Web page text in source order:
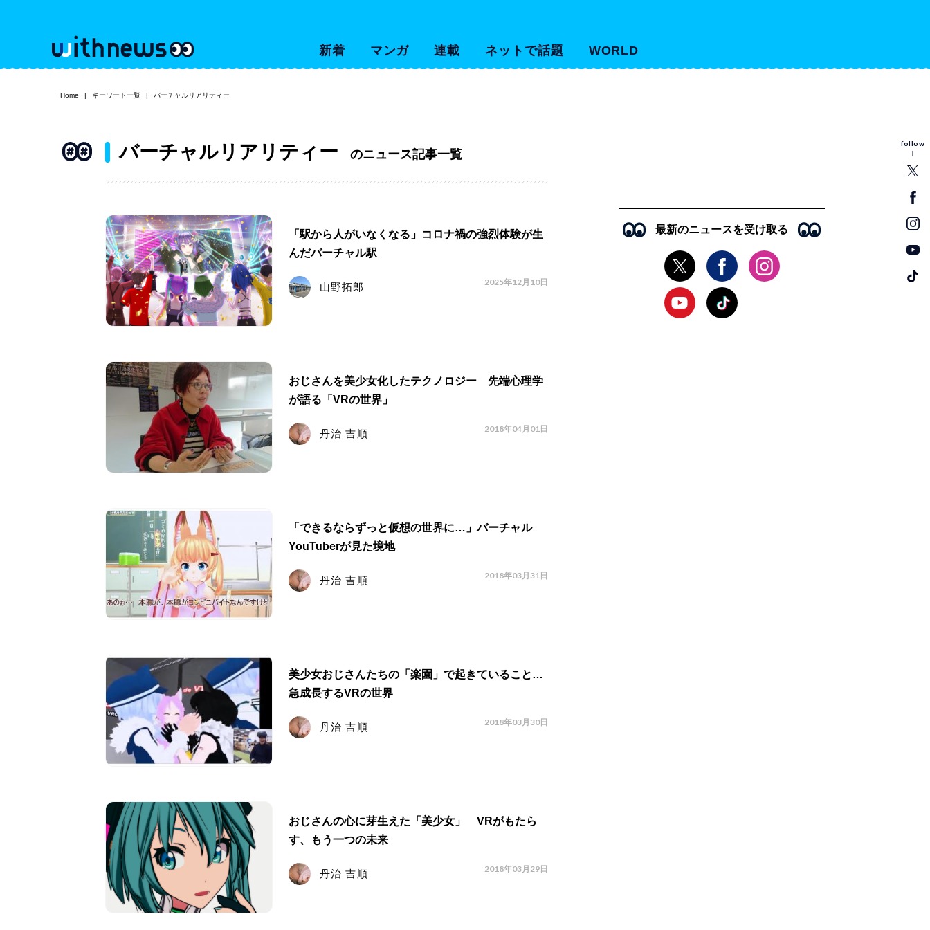
新着 マンガ 連載 ネットで話題 WORLD
follow
Home キーワード一覧 バーチャルリアリティー
バーチャルリアリティー のニュース記事一覧
「駅から人がいなくなる」コロナ禍の強烈体験が生
んだバーチャル駅
山野拓郎 2025年12月10日
おじさんを美少女化したテクノロジー 先端心理学
が語る「VRの世界」
丹治 吉順 2018年04月01日
「できるならずっと仮想の世界に…」バーチャル
YouTuberが見た境地
丹治 吉順 2018年03月31日
美少女おじさんたちの「楽園」で起きていること…
急成長するVRの世界
丹治 吉順 2018年03月30日
おじさんの心に芽生えた「美少女」 VRがもたら
す、もう一つの未来
丹治 吉順 2018年03月29日
最新のニュースを受け取る